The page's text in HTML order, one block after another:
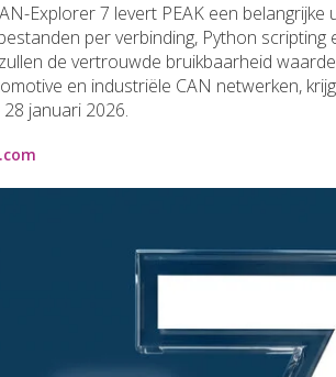
Explorer 7 levert PEAK een
per verbinding, Python
de vertrouwde bruikbaarheid
en industriële CAN netwerken,
januari 2026.